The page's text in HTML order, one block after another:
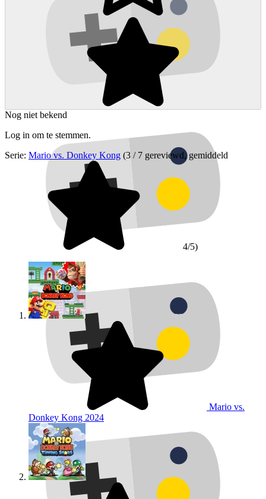
Nog niet bekend
Log in om te stemmen.
Serie: Mario vs. Donkey Kong (3 / 7 gereviewd, gemiddeld
4/5)
Mario vs.
Donkey Kong 2024